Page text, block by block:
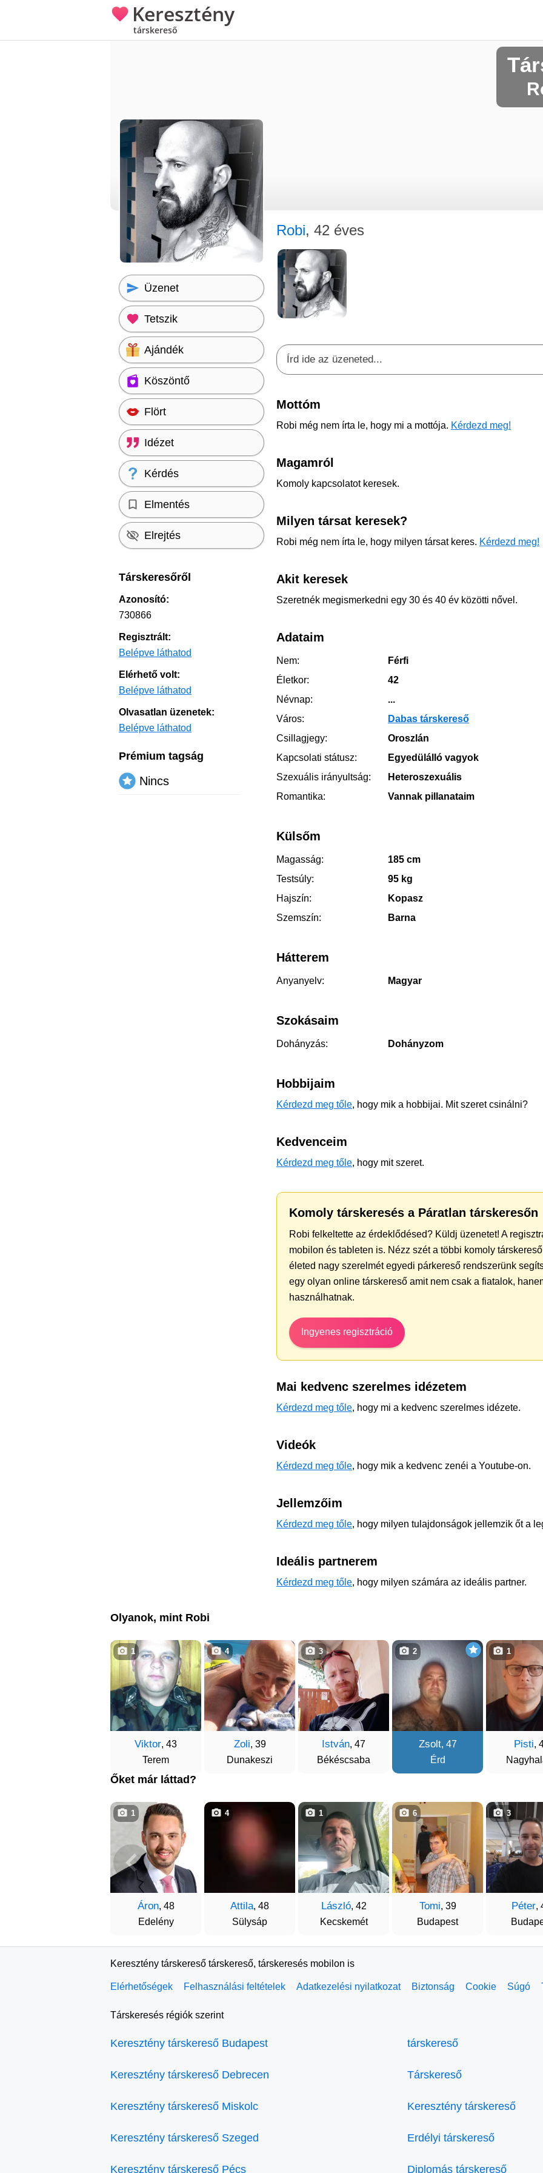
Keresztény
társkereső
Robi, 42 éves
Mottóm
Robi még nem írta le, hogy mi a mottója. Kérdezd meg!
Magamról
Komoly kapcsolatot keresek.
Milyen társat keresek?
Robi még nem írta le, hogy milyen társat keres. Kérdezd meg!
Akit keresek
Szeretnék megismerkedni egy 30 és 40 év közötti nővel.
Adataim
Nem:
Férfi
Életkor:
42
Névnap:
...
Város:
Dabas társkereső
Csillagjegy:
Oroszlán
Kapcsolati státusz:
Egyedülálló vagyok
Szexuális irányultság:
Heteroszexuális
Romantika:
Vannak pillanataim
Külsőm
Magasság:
185 cm
Testsúly:
95 kg
Hajszín:
Kopasz
Szemszín:
Barna
Hátterem
Anyanyelv: Magyar
Szokásaim
Dohányzás: Dohányzom
Hobbijaim
Kérdezd meg tőle, hogy mik a hobbijai. Mit szeret csinálni?
Kedvenceim
Kérdezd meg tőle, hogy mit szeret.
Komoly társkeresés a Páratlan társkeresőn
Robi felkeltette az érdeklődésed? Küldj üzenetet! A
mobilon és tableten is. Nézz szét a többi komoly
életed nagy szerelmét egyedi párkereső rendszerünk
egy olyan online társkereső amit nem csak a fiatalok,
használhatnak.
Ingyenes regisztráció
Mai kedvenc szerelmes idézetem
Kérdezd meg tőle, hogy mi a kedvenc szerelmes idézete.
Videók
Kérdezd meg tőle, hogy mik a kedvenc zenéi a Youtube-on.
Jellemzőim
Kérdezd meg tőle, hogy milyen tulajdonságok jellemzik őt a
Ideális partnerem
Kérdezd meg tőle, hogy milyen számára az ideális partner.
Üzenet
Tetszik
Ajándék
Köszöntő
Flört
Idézet
Kérdés
Elmentés
Elrejtés
Társkeresőről
Azonosító:
730866
Regisztrált:
Belépve láthatod
Elérhető volt:
Belépve láthatod
Olvasatlan üzenetek:
Belépve láthatod
Prémium tagság
Nincs
Olyanok, mint Robi
Viktor, 43
Terem
1
Zoli, 39
Dunakeszi
4
István, 47
Békéscsaba
3
Zsolt, 47
Érd
2
Pisti,
1
Őket már láttad?
Áron, 48
Edelény
1
Attila, 48
Sülysáp
4
László, 42
Kecskemét
1
Tomi, 39
Budapest
6
Péter,
3
Keresztény társkereső társkereső, társkeresés mobilon is
Elérhetőségek Felhasználási feltételek Adatkezelési nyilatkozat Biztonság Cookie Súgó
Társkeresés régiók szerint
Keresztény társkereső Budapest
Keresztény társkereső Debrecen
Keresztény társkereső Miskolc
Keresztény társkereső Szeged
Keresztény társkereső Pécs
társkereső
Társkereső
Keresztény társkereső
Erdélyi társkereső
Diplomás társkereső